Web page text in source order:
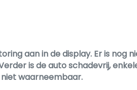
aan in de display. Er is nog
is de auto schadevrij,
waarneembaar.